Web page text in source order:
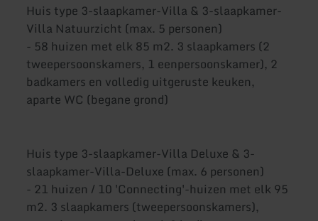
Huis type 3-slaapkamer-Villa & 3-slaapkamer-
Villa Natuurzicht (max. 5 personen)
- 58 huizen met elk 85 m2. 3 slaapkamers (2
tweepersoonskamers, 1 eenpersoonskamer), 2
badkamers en volledig uitgeruste keuken,
aparte WC (begane grond)
Huis type 3-slaapkamer-Villa Deluxe & 3-
slaapkamer-Villa-Deluxe (max. 6 personen)
- 21 huizen / 10 'Connecting'-huizen met elk 95
m2. 3 slaapkamers (tweepersoonskamers),